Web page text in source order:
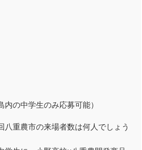
の中学生のみ応募可能）
八重農市の来場者数は何人でしょう